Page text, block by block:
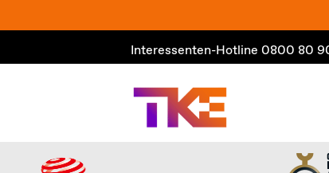
Inhalt
Interessenten-Hotline 0800 80